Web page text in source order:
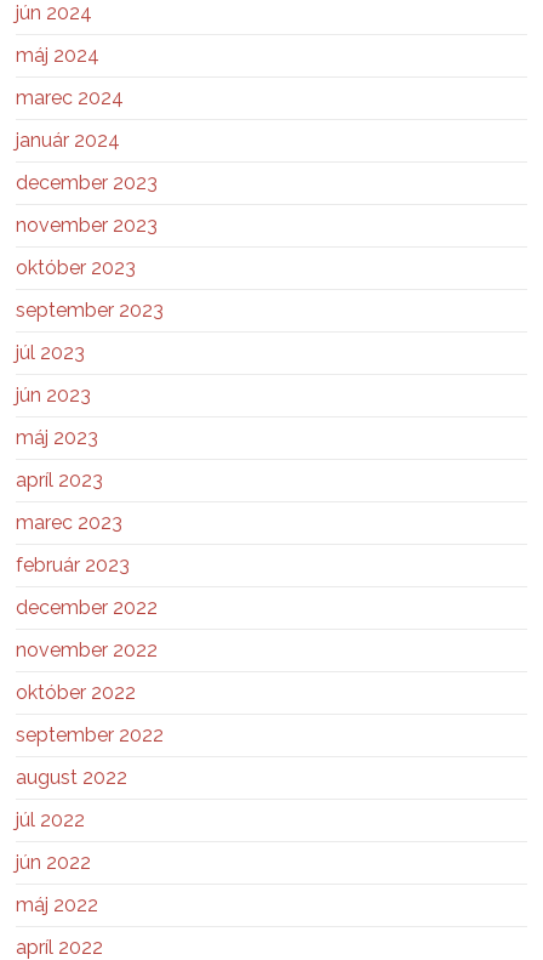
jún 2024
máj 2024
marec 2024
január 2024
december 2023
november 2023
október 2023
september 2023
júl 2023
jún 2023
máj 2023
apríl 2023
marec 2023
február 2023
december 2022
november 2022
október 2022
september 2022
august 2022
júl 2022
jún 2022
máj 2022
apríl 2022